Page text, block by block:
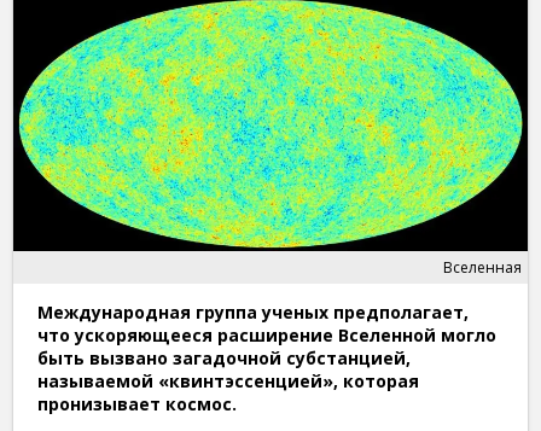
Вселенная
Международная группа ученых предполагает,
что ускоряющееся расширение Вселенной могло
быть вызвано загадочной субстанцией,
называемой «квинтэссенцией», которая
пронизывает космос.